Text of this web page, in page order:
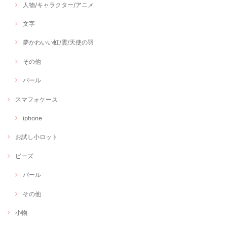
人物/キャラクター/アニメ
文字
夢かわいい虹/雲/天使の羽
その他
パール
スマフォケース
iphone
お試し小ロット
ビーズ
パール
その他
小物